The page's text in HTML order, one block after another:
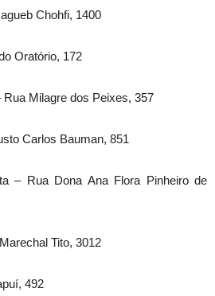
Chohfi, 1400
Oratório, 172
Rua Milagre dos Peixes, 357
Carlos Bauman, 851
– Rua Dona Ana Flora Pinheiro de
Tito, 3012
492